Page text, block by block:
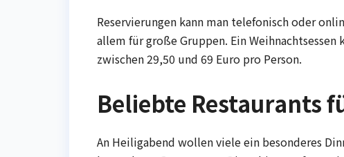
Reservierungen kann man telefonisch oder
allem für große Gruppen. Ein
zwischen 29,50 und 69 Euro pro Person.
Beliebte Restaurants
An Heiligabend wollen viele ein besonderes